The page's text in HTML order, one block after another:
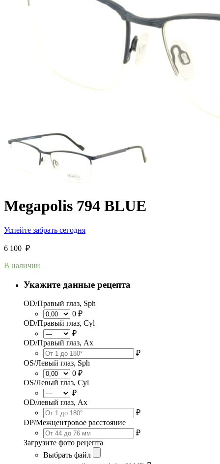
Megapolis 794 BLUE
Успейте забрать сегодня
6 100 ₽
В наличии
Укажите данные рецепта
OD/Правый глаз, Sph
0 ₽
OD/Правый глаз, Cyl
₽
OD/Правый глаз, Ax
₽
OS/Левый глаз, Sph
0 ₽
OS/Левый глаз, Cyl
₽
OD/левый глаз, Ax
₽
DP/Межцентровое расстояние
₽
Загрузите фото рецепта
Выбрать файл